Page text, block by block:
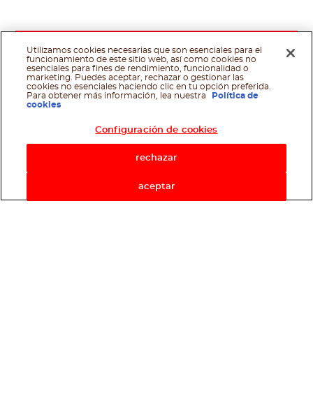
Utilizamos cookies necesarias que son esenciales para el
funcionamiento de este sitio web, así como cookies no
esenciales para fines de rendimiento, funcionalidad o
marketing. Puedes aceptar, rechazar o gestionar las
cookies no esenciales haciendo clic en tu opción preferida.
Para obtener más información, lea nuestra
Política de
cookies
Configuración de cookies
rechazar
aceptar